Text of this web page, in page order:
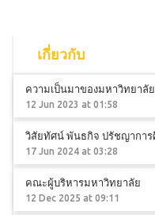
เกี่ยวกับ
ความเป็นมาของมหาวิทยาลัย
12 Jun 2023 at 01:58
วิสัยทัศน์ พันธกิจ ปรัชญาการ
17 Jun 2024 at 03:28
คณะผู้บริหารมหาวิทยาลัย
12 Dec 2025 at 09:11